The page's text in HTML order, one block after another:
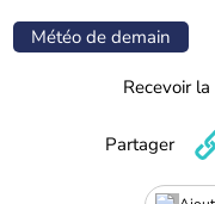
Météo de demain
Recevoir
Partager